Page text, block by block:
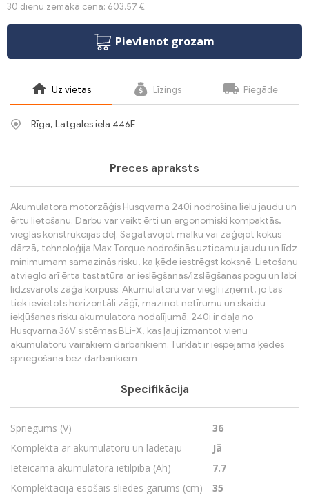
30 dienu zemākā cena: 603.57 €
Pievienot grozam
Uz vietas Līzings Piegāde
Rīga, Latgales iela 446E
Preces apraksts
Akumulatora motorzāģis Husqvarna 240i nodrošina lielu jaudu un
ērtu lietošanu. Darbu var veikt ērti un ergonomiski kompaktās,
vieglās konstrukcijas dēļ. Sagatavojot malku vai zāģējot kokus
dārzā, tehnoloģija Max Torque nodrošinās uzticamu jaudu un līdz
minimumam samazinās risku, ka ķēde iestrēgst koksnē. Lietošanu
atvieglo arī ērta tastatūra ar ieslēgšanas/izslēgšanas pogu un labi
līdzsvarots zāģa korpuss. Akumulatoru var viegli izņemt, jo tas
tiek ievietots horizontāli zāģī, mazinot netīrumu un skaidu
iekļūšanas risku akumulatora nodalījumā. 240i ir daļa no
Husqvarna 36V sistēmas BLi-X, kas ļauj izmantot vienu
akumulatoru vairākiem darbarīkiem. Turklāt ir iespējama ķēdes
spriegošana bez darbarīkiem
Specifikācija
Spriegums (V)
36
Komplektā ar akumulatoru un lādētāju
Jā
Ieteicamā akumulatora ietilpība (Ah)
7.7
Komplektācijā esošais sliedes garums (cm)
35